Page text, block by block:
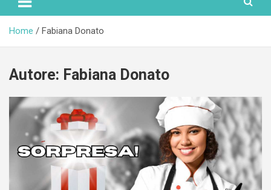
Home Fabiana Donato
Autore: Fabiana Donato